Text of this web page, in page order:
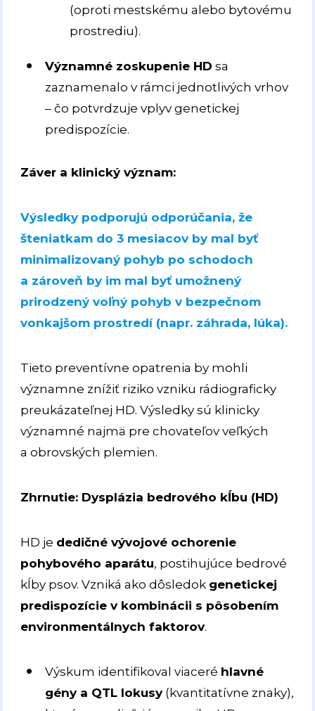
(oproti mestskému alebo bytovému
prostrediu).
Významné zoskupenie HD sa
zaznamenalo v rámci jednotlivých vrhov
– čo potvrdzuje vplyv genetickej
predispozície.
Záver a klinický význam:
Výsledky podporujú odporúčania, že
šteniatkam do 3 mesiacov by mal byť
minimalizovaný pohyb po schodoch
a zároveň by im mal byť umožnený
prirodzený voľný pohyb v bezpečnom
vonkajšom prostredí (napr. záhrada, lúka).
Tieto preventívne opatrenia by mohli
významne znížiť riziko vzniku rádiograficky
preukázateľnej HD. Výsledky sú klinicky
významné najmä pre chovateľov veľkých
a obrovských plemien.
Zhrnutie: Dysplázia bedrového kĺbu (HD)
HD je dedičné vývojové ochorenie
pohybového aparátu, postihujúce bedrové
kĺby psov. Vzniká ako dôsledok genetickej
predispozície v kombinácii s pôsobením
environmentálnych faktorov.
Výskum identifikoval viaceré hlavné
gény a QTL lokusy(kvantitatívne znaky),